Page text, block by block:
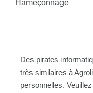
Hameçonnage
Des pirates
très similaires à
personnelles.